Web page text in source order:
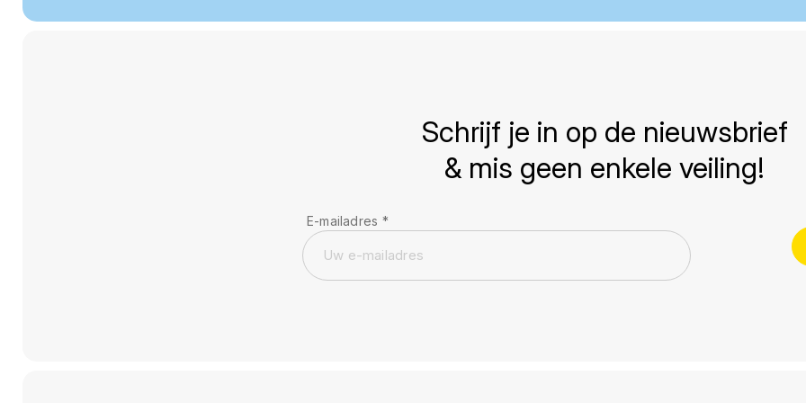
Schrijf je in op de nieuwsbrief
& mis geen enkele veiling!
E-mailadres *